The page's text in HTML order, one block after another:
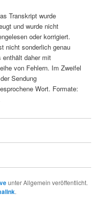
Transkript wurde
und wurde nicht
oder korrigiert.
nicht sonderlich genau
enthält daher mit
von Fehlern. Im Zweifel
Sendung
Wort. Formate:
unter Allgemein veröffentlicht.
.